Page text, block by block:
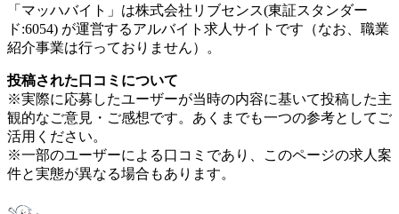
「マッハバイト」は株式会社リブセンス(東証スタンダー
ド:6054) が運営するアルバイト求人サイトです（なお、職業
紹介事業は行っておりません）。
投稿された口コミについて
※実際に応募したユーザーが当時の内容に基いて投稿した主
観的なご意見・ご感想です。あくまでも一つの参考としてご
活用ください。
※一部のユーザーによる口コミであり、このページの求人案
件と実態が異なる場合もあります。